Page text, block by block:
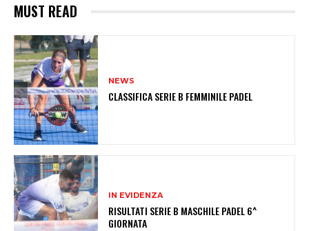
MUST READ
NEWS
CLASSIFICA SERIE B FEMMINILE PADEL
IN EVIDENZA
RISULTATI SERIE B MASCHILE PADEL 6^
GIORNATA